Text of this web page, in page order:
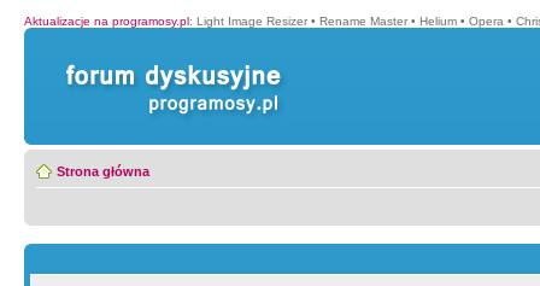
Aktualizacje na programosy.pl: Light Image Resizer • Rename Master • Helium • Opera •
Strona główna